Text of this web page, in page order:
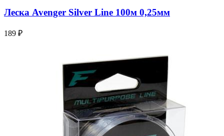
Леска Avenger Silver Line 100м 0,25мм
189 ₽